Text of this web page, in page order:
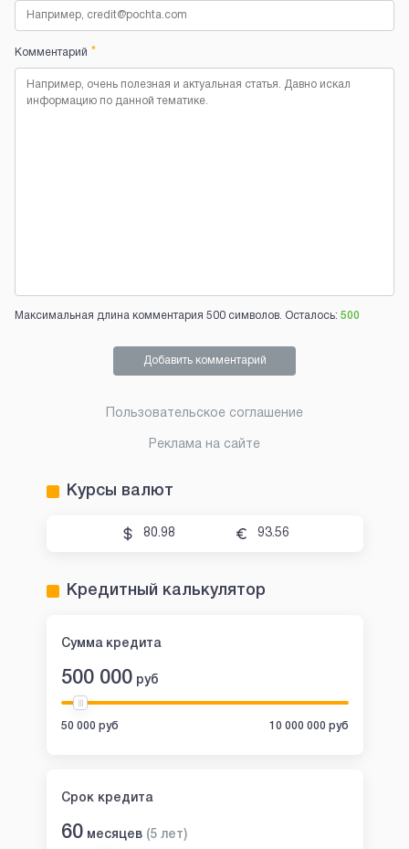
Комментарий *
Максимальная длина комментария 500 символов. Осталось: 500
Добавить комментарий
Пользовательское соглашение
Реклама на сайте
Курсы валют
80.98 93.56
Кредитный калькулятор
Сумма кредита
500 000 руб
50 000 руб 10 000 000 руб
Срок кредита
60 месяцев (5 лет)